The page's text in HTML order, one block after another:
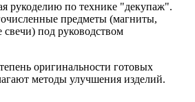
рукоделию по технике "декупаж".
предметы (магниты,
свечи) под руководством
оригинальности готовых
методы улучшения изделий.